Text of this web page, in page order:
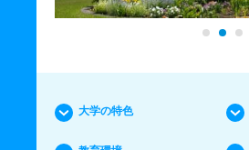
大学の特色